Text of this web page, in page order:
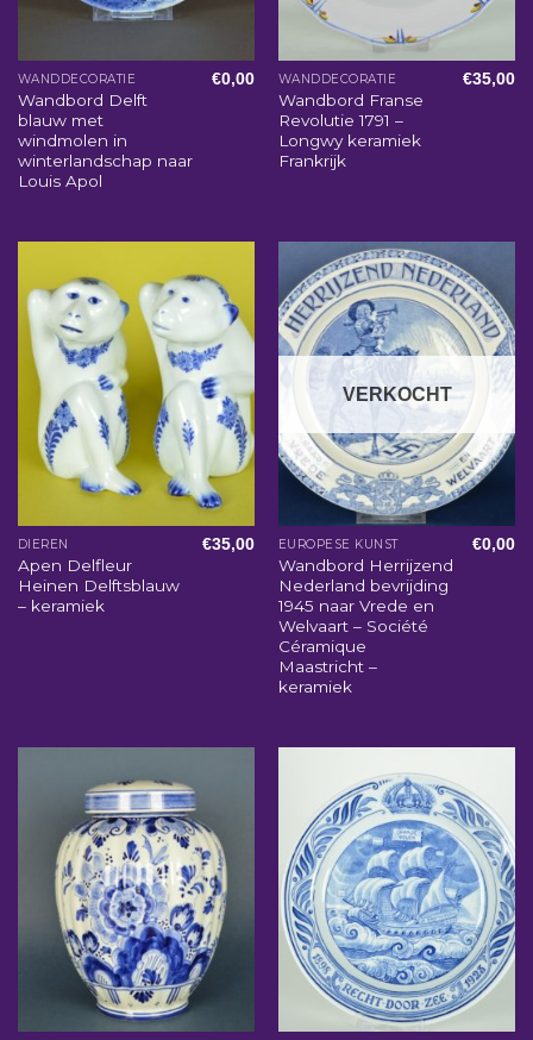
WANDDECORATIE
Wandbord Delft
blauw met
windmolen in
winterlandschap naar
Louis Apol
€0,00 WANDDECORATIE
Wandbord Franse
Revolutie 1791 –
Longwy keramiek
Frankrijk
€35,00
DIEREN
Apen Delfleur
Heinen Delftsblauw
– keramiek
€35,00
VERKOCHT
EUROPESE KUNST
Wandbord Herrijzend
Nederland bevrijding
1945 naar Vrede en
Welvaart – Société
Céramique
Maastricht –
keramiek
€0,00